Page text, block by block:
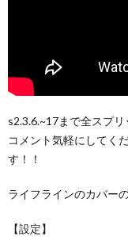
s2.3.6.~17まで全スプ
コメント気軽にしてく
す！！
ライフラインのカバー
【設定】